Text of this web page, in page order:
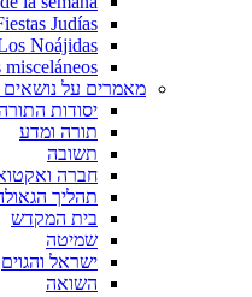
Judías
Noájidas
מאמרים על נושאים
יסודות
תורה ומדע
תשובה
חברה
תהליך
בית המקדש
שמיטה
ישראל
השואה